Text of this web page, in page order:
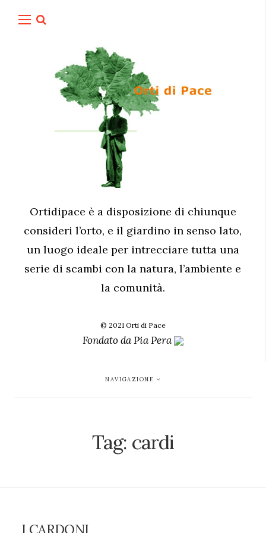
Ortidipace è a disposizione di chiunque
consideri l’orto, e il giardino in senso lato,
un luogo ideale per intrecciare tutta una
serie di scambi con la natura, l’ambiente e
la comunità.
© 2021 Orti di Pace
Fondato daPia Pera
NAVIGAZIONE
Tag: cardi
I CARDONI